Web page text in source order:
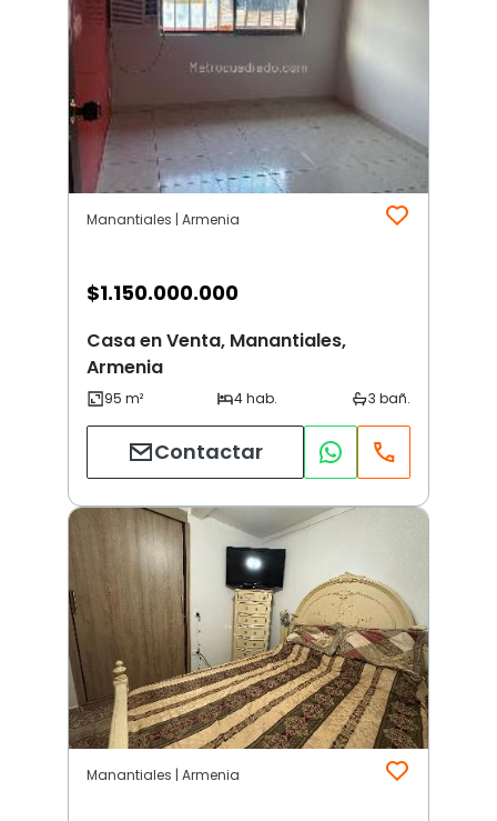
Manantiales | Armenia
$1.150.000.000
Casa en Venta, Manantiales,
Armenia
Contactar
Manantiales | Armenia